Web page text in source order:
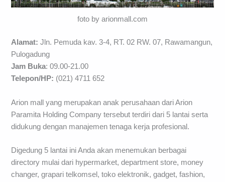
foto by arionmall.com
Alamat: Jln. Pemuda kav. 3-4, RT. 02 RW. 07, Rawamangun,
Pulogadung
Jam Buka: 09.00-21.00
Telepon/HP: (021) 4711 652
Arion mall yang merupakan anak perusahaan dari Arion
Paramita Holding Company tersebut terdiri dari 5 lantai serta
didukung dengan manajemen tenaga kerja profesional.
Digedung 5 lantai ini Anda akan menemukan berbagai
directory mulai dari hypermarket, department store, money
changer, grapari telkomsel, toko elektronik, gadget, fashion,